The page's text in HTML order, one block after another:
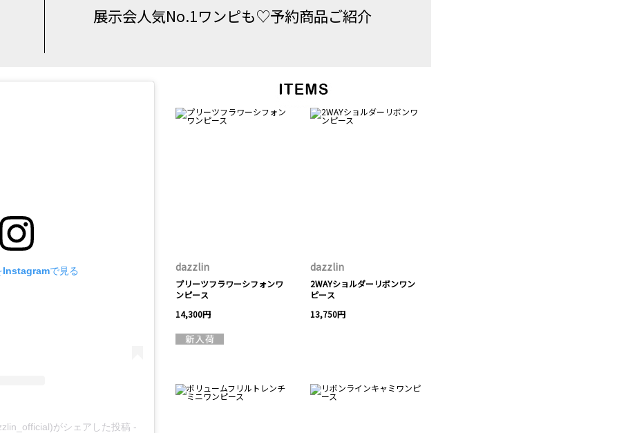
展示会人気No.1ワンピも♡予約商品ご紹介
Instagramで見る
がシェアした投稿 -
dazzlin
プリーツフラワーシフォンワ
ンピース
14,300円
dazzlin
2WAYショルダーリボンワン
ピース
13,750円